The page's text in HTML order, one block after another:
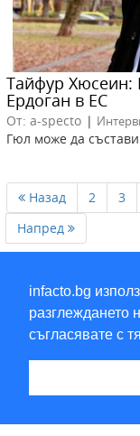
infacto.bg
разглеждането
съгласявате с
Тайфур Хюсеин:
Ердоган в ЕС
От: a-specto |
Гюл може да
Назад 2 3
Напред